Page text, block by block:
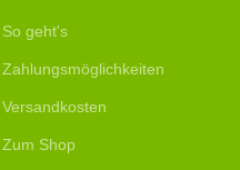
So geht's
Zahlungsmöglichkeiten
Versandkosten
Zum Shop